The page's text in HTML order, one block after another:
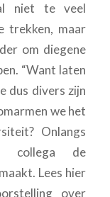
niet te veel
trekken, maar
om diegene
“Want laten
dus divers zijn
we het
Onlangs
collega de
Lees hier
over